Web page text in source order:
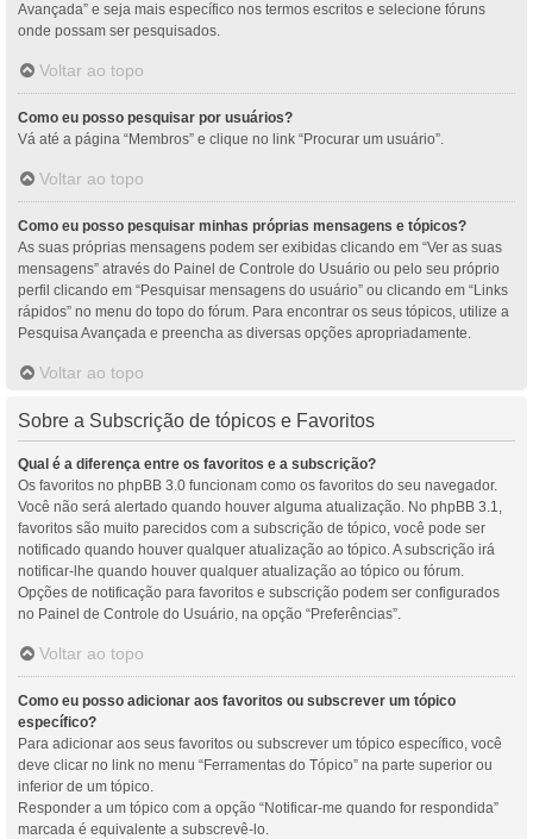
Avançada” e seja mais específico nos termos escritos e selecione fóruns
onde possam ser pesquisados.
Voltar ao topo
Como eu posso pesquisar por usuários?
Vá até a página “Membros” e clique no link “Procurar um usuário”.
Voltar ao topo
Como eu posso pesquisar minhas próprias mensagens e tópicos?
As suas próprias mensagens podem ser exibidas clicando em “Ver as suas
mensagens” através do Painel de Controle do Usuário ou pelo seu próprio
perfil clicando em “Pesquisar mensagens do usuário” ou clicando em “Links
rápidos” no menu do topo do fórum. Para encontrar os seus tópicos, utilize a
Pesquisa Avançada e preencha as diversas opções apropriadamente.
Voltar ao topo
Sobre a Subscrição de tópicos e Favoritos
Qual é a diferença entre os favoritos e a subscrição?
Os favoritos no phpBB 3.0 funcionam como os favoritos do seu navegador.
Você não será alertado quando houver alguma atualização. No phpBB 3.1,
favoritos são muito parecidos com a subscrição de tópico, você pode ser
notificado quando houver qualquer atualização ao tópico. A subscrição irá
notificar-lhe quando houver qualquer atualização ao tópico ou fórum.
Opções de notificação para favoritos e subscrição podem ser configurados
no Painel de Controle do Usuário, na opção “Preferências”.
Voltar ao topo
Como eu posso adicionar aos favoritos ou subscrever um tópico
específico?
Para adicionar aos seus favoritos ou subscrever um tópico específico, você
deve clicar no link no menu “Ferramentas do Tópico” na parte superior ou
inferior de um tópico.
Responder a um tópico com a opção “Notificar-me quando for respondida”
marcada é equivalente a subscrevê-lo.